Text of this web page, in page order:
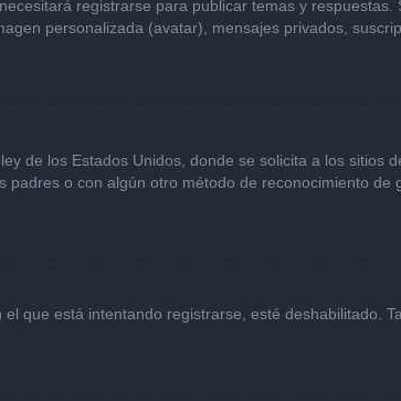
registrarse para publicar temas y
personalizada (avatar), mensajes privados,
de los Estados Unidos, donde se solicita a los sitios
o con algún otro método de reconocimiento de
que está intentando registrarse, esté deshabilitado.